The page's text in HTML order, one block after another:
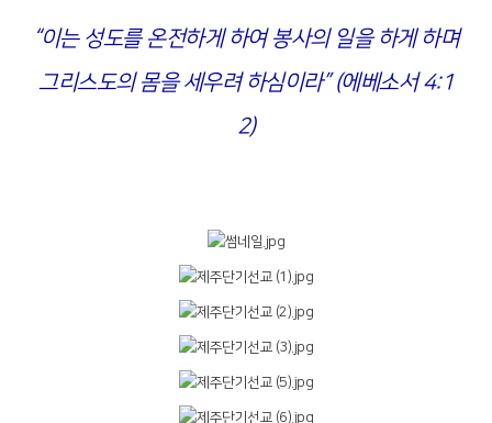
“이는 성도를 온전하게 하여 봉사의 일을 하게 하며
그리스도의 몸을 세우려 하심이라” (에베소서 4:1
2)